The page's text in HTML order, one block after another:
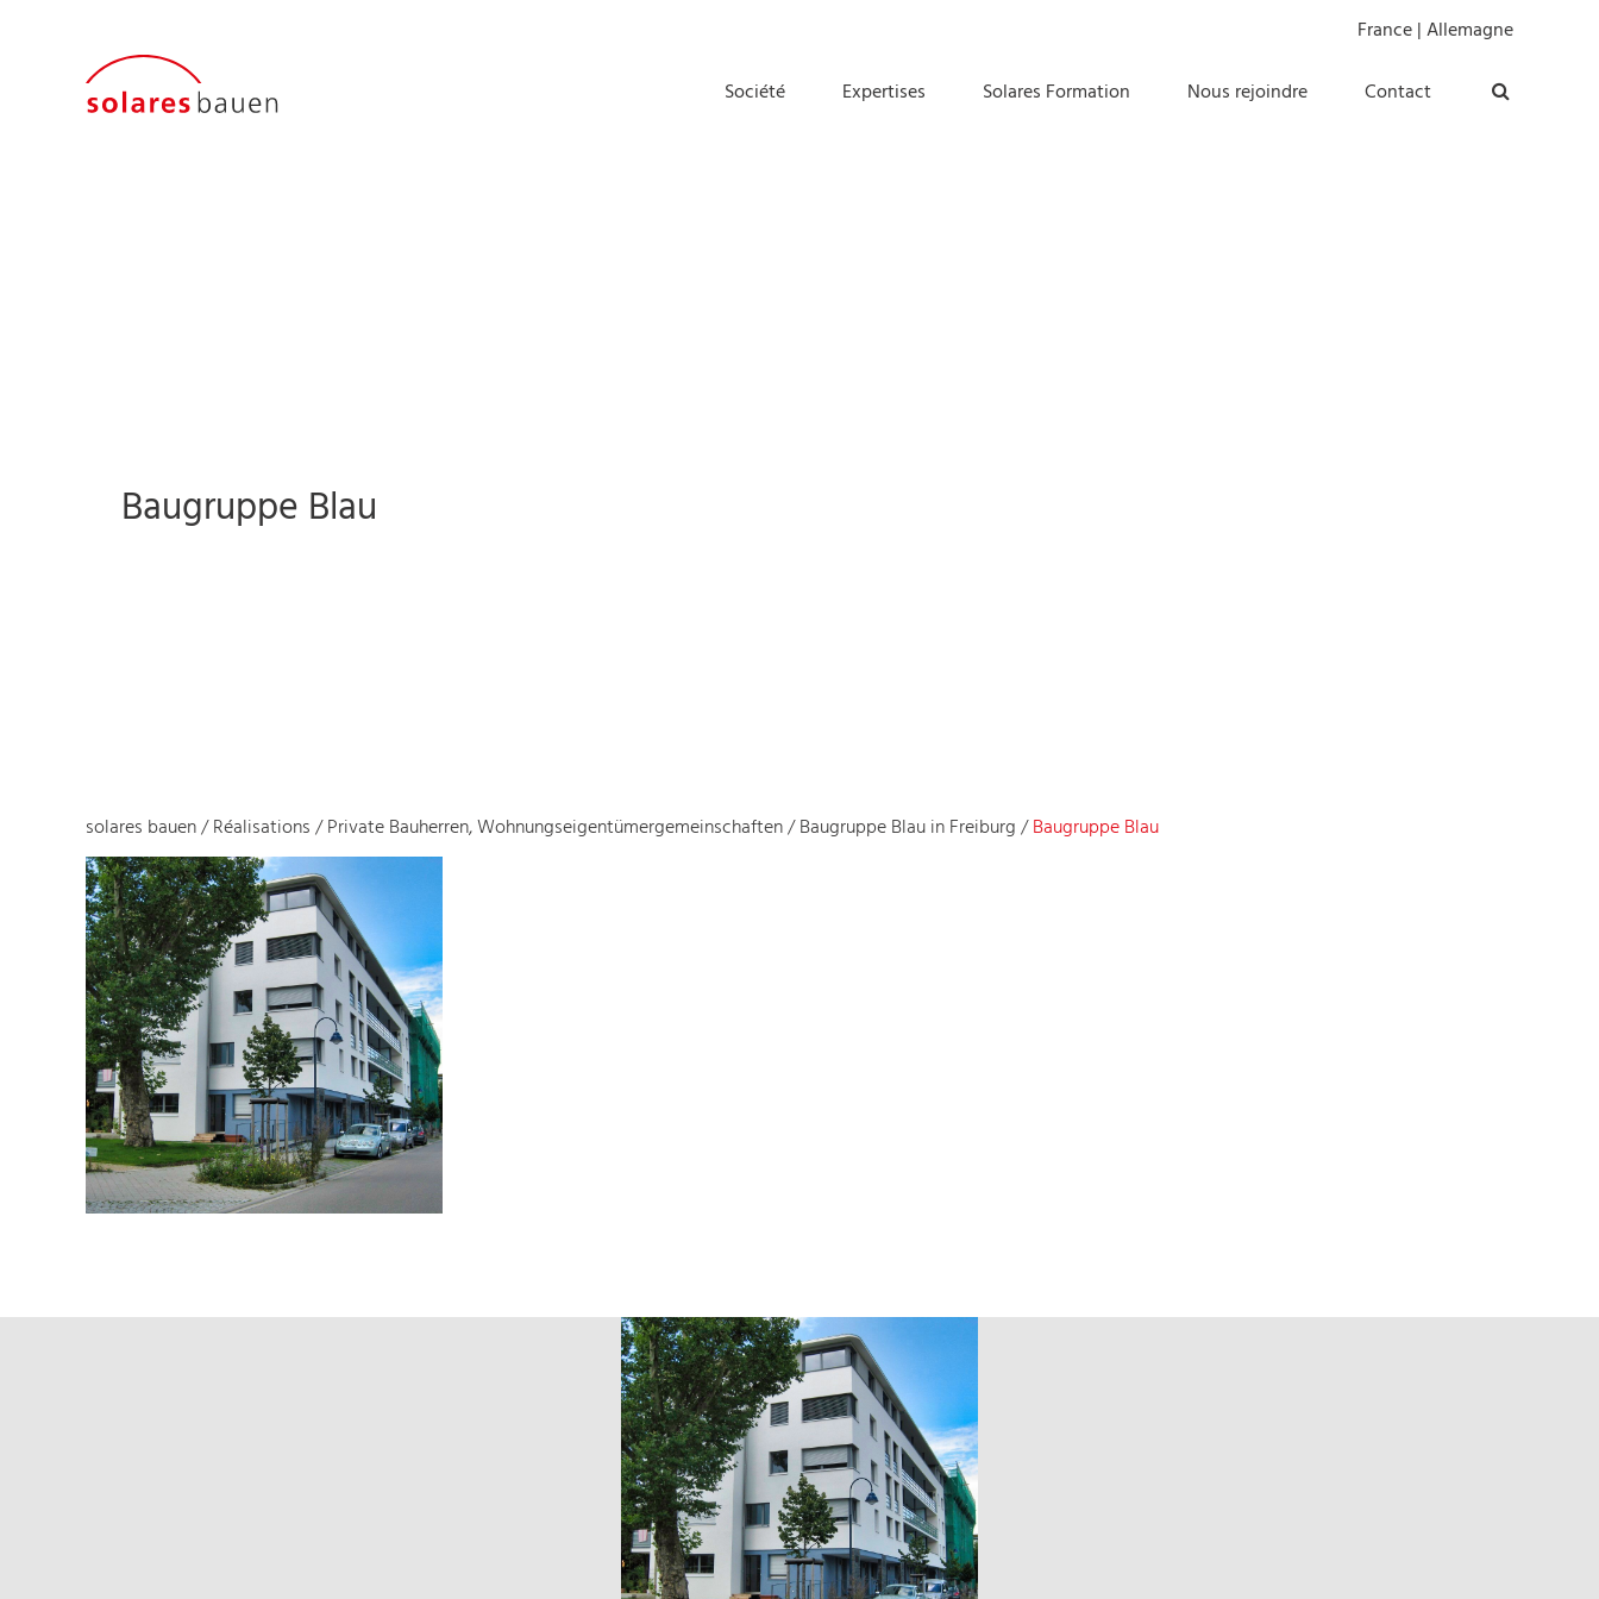
France|Allemagne
Société
Expertises Solares Formation Nous rejoindre Contact
Baugruppe Blau
solares bauen/Réalisations/Private Bauherren, Wohnungseigentümergemeinschaften/Baugruppe Blau in Freiburg/Baugruppe Blau